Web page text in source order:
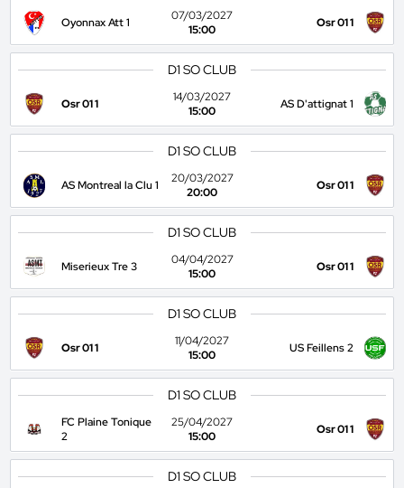
Oyonnax Att 1
07/03/2027
15:00
Osr 01 1
D1 SO CLUB
Osr 01 1
14/03/2027
15:00
AS D'attignat 1
D1 SO CLUB
AS Montreal la Clu 1
20/03/2027
20:00
Osr 01 1
D1 SO CLUB
Miserieux Tre 3
04/04/2027
15:00
Osr 01 1
D1 SO CLUB
Osr 01 1
11/04/2027
15:00
US Feillens 2
D1 SO CLUB
FC Plaine Tonique
2
25/04/2027
15:00
Osr 01 1
D1 SO CLUB